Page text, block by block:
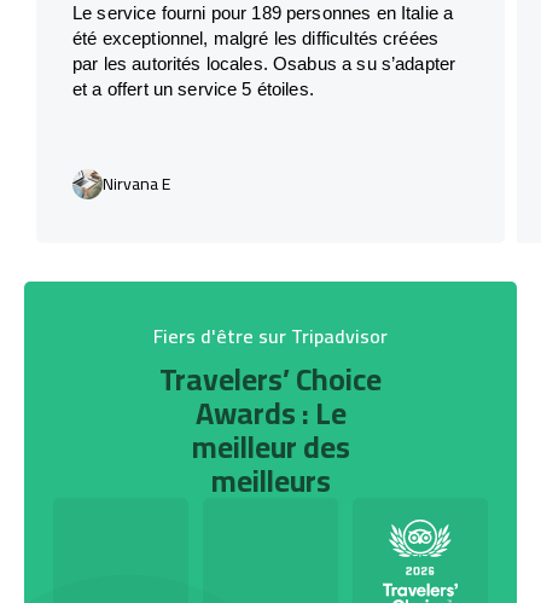
Le service fourni pour 189 personnes en Italie a
été exceptionnel, malgré les difficultés créées
par les autorités locales. Osabus a su s’adapter
et a offert un service 5 étoiles.
Nirvana E
Fiers d'être sur Tripadvisor
Travelers’ Choice
Awards : Le
meilleur des
meilleurs